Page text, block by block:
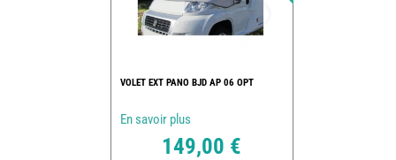
VOLET EXT PANO BJD AP 06 OPT
En savoir plus
149,00 €